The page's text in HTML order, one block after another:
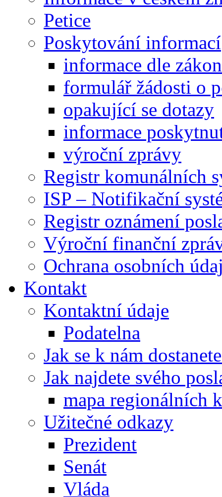
Petice
Poskytování informací
informace dle
formulář žádosti o
opakující se dotazy
informace
výroční zprávy
Registr komunálních
ISP – Notifikační
Registr oznámení
Výroční finanční
Ochrana osobních
Kontakt
Kontaktní údaje
Podatelna
Jak se k nám
Jak najdete svého
mapa regionálních
Užitečné odkazy
Prezident
Senát
Vláda